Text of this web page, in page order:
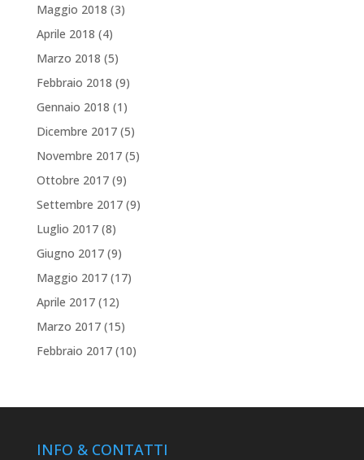
Maggio 2018 (3)
Aprile 2018 (4)
Marzo 2018 (5)
Febbraio 2018 (9)
Gennaio 2018 (1)
Dicembre 2017(5)
Novembre 2017(5)
Ottobre 2017(9)
Settembre 2017(9)
Luglio 2017(8)
Giugno 2017(9)
Maggio 2017(17)
Aprile 2017(12)
Marzo 2017(15)
Febbraio 2017(10)
INFO & CONTATTI